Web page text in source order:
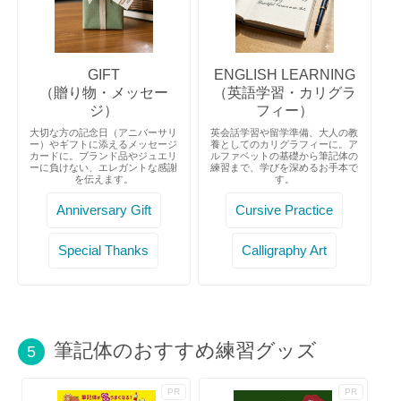
GIFT
（贈り物・メッセー
ジ）
大切な方の記念日（アニバーサリ
ー）やギフトに添えるメッセージ
カードに。ブランド品やジュエリ
ーに負けない、エレガントな感謝
を伝えます。
Anniversary Gift
Special Thanks
ENGLISH LEARNING
（英語学習・カリグラ
フィー）
英会話学習や留学準備、大人の教
養としてのカリグラフィーに。ア
ルファベットの基礎から筆記体の
練習まで、学びを深めるお手本で
す。
Cursive Practice
Calligraphy Art
5 筆記体のおすすめ練習グッズ